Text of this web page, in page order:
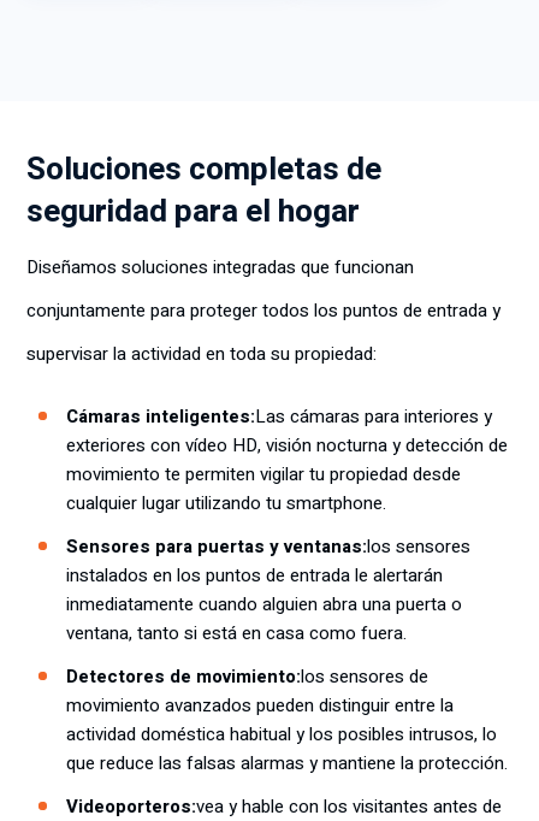
Soluciones completas de
seguridad para el hogar
Diseñamos soluciones integradas que funcionan
conjuntamente para proteger todos los puntos de entrada y
supervisar la actividad en toda su propiedad:
Cámaras inteligentes:Las cámaras para interiores y
exteriores con vídeo HD, visión nocturna y detección de
movimiento te permiten vigilar tu propiedad desde
cualquier lugar utilizando tu smartphone.
Sensores para puertas y ventanas:los sensores
instalados en los puntos de entrada le alertarán
inmediatamente cuando alguien abra una puerta o
ventana, tanto si está en casa como fuera.
Detectores de movimiento:los sensores de
movimiento avanzados pueden distinguir entre la
actividad doméstica habitual y los posibles intrusos, lo
que reduce las falsas alarmas y mantiene la protección.
Videoporteros:vea y hable con los visitantes antes de